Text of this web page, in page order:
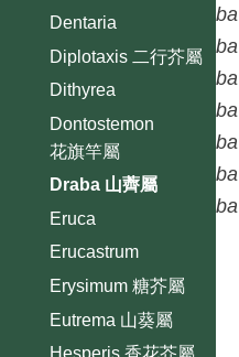
Dentaria
Diplotaxis 二行芥屬
Dithyrea
Dontostemon
花旗竿屬
Draba 山薺屬
Eruca
Erucastrum
Erysimum 糖芥屬
Eutrema 山葵屬
Draba
Draba
Draba
Draba
Draba
Draba
Draba